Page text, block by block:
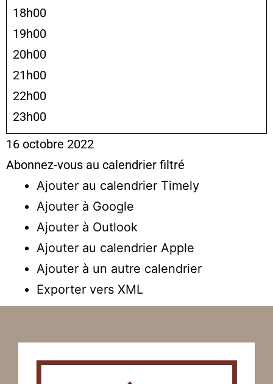
18h00
19h00
20h00
21h00
22h00
23h00
16 octobre 2022
Abonnez-vous au calendrier filtré
Ajouter au calendrier Timely
Ajouter à Google
Ajouter à Outlook
Ajouter au calendrier Apple
Ajouter à un autre calendrier
Exporter vers XML